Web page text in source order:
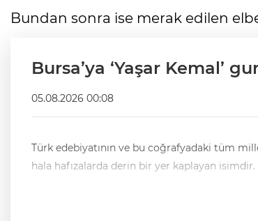
Bundan sonra ise merak edilen
Bursa’ya ‘Yaşar Kemal’
05.08.2026 00:08
Türk edebiyatının ve bu coğrafyadaki tüm milletlerin gururudur Yaşar Kemal… Özellikle Çukurova